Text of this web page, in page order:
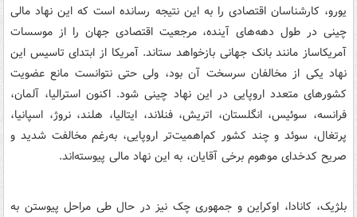
یورو، کارشناسان اقتصادی را به این نتیجه رسانده است که این نهاد مالی
چینی در طول دهه‌های آینده، مرجعیت اقتصادی جهان را از موسسات
آمریکاساز مانند بانک جهانی بازخواهد ستاند. آمریکا از ابتدای تاسیس این
نهاد یکی از مخالفان سرسخت آن بود، ولی حتی نتوانست مانع عضویت
کشورهای متعدد اروپایی در این نهاد چینی شود. اکنون استرالیا، آلمان،
فرانسه، سوئیس، انگلستان، اتریش، فنلاند، ایتالیا، هلند، نروژ، اسپانیا،
پرتغال، سوئد و چند کشور کم‌اهمیت‌تر اروپایی، به‌رغم مخالفت شدید و
صریح کدخدای موهوم برخی آقایان، به این نهاد مالی پیوسته‌اند.
بلژیک، کانادا، اوکراین و جمهوری چک نیز در حال طی مراحل پیوستن به